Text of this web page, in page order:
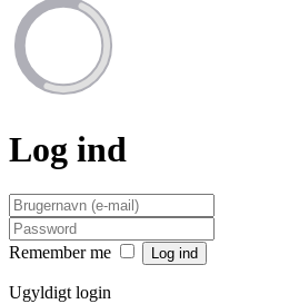
Log ind
Remember me
Ugyldigt login